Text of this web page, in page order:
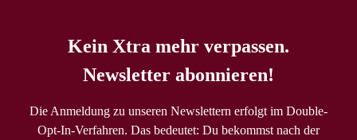
Kein Xtra mehr verpassen.
Newsletter abonnieren!
Die Anmeldung zu unseren Newslettern erfolgt im Double-
Opt-In-Verfahren. Das bedeutet: Du bekommst nach der